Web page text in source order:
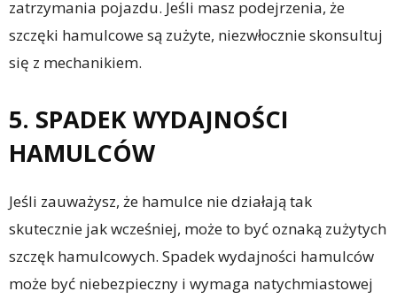
zatrzymania pojazdu. Jeśli masz podejrzenia, że
szczęki hamulcowe są zużyte, niezwłocznie skonsultuj
się z mechanikiem.
5. SPADEK WYDAJNOŚCI
HAMULCÓW
Jeśli zauważysz, że hamulce nie działają tak
skutecznie jak wcześniej, może to być oznaką zużytych
szczęk hamulcowych. Spadek wydajności hamulców
może być niebezpieczny i wymaga natychmiastowej